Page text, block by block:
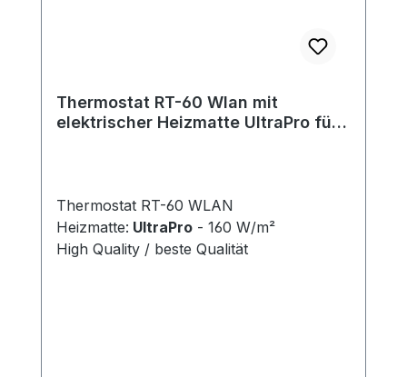
Thermostat RT-60 Wlan mit
elektrischer Heizmatte UltraPro für
Thermostat RT-60 WLAN
Heizmatte: UltraPro - 160 W/m²
High Quality / beste Qualität